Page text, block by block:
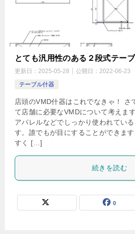
とても汎用性のある２段式テー
更新日： 2025-05-28 公開日： 2022-06-23
テーブル什器
店頭のVMD什器はこれでなきゃ！ さ
て店舗に必要なVMDについて考えま
アパレルなどでしっかり使われてい
す。誰でもが目にすることができま
すく […]
続きを読む
0